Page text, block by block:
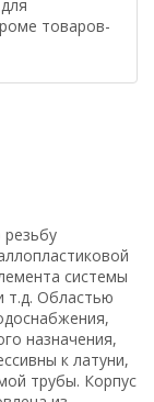
товаров-
системы
т.д. Областью
назначения,
к латуни,
трубы. Корпус